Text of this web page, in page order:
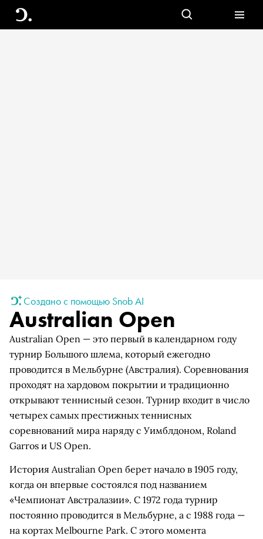
Создано с помощью Snob AI
Australian Open
Australian Open — это первый в календарном году
турнир Большого шлема, который ежегодно
проводится в Мельбурне (Австралия). Соревнования
проходят на хардовом покрытии и традиционно
открывают теннисный сезон. Турнир входит в число
четырех самых престижных теннисных
соревнований мира наряду с Уимблдоном, Roland
Garros и US Open.
История Australian Open берет начало в 1905 году,
когда он впервые состоялся под названием
«Чемпионат Австралазии». С 1972 года турнир
постоянно проводится в Мельбурне, а с 1988 года —
на кортах Melbourne Park. С этого момента